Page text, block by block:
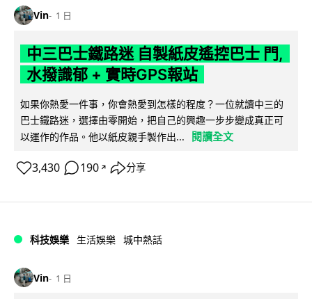
Vin 1 日
中三巴士鐵路迷 自製紙皮遙控巴士 門,
水撥識郁 + 實時GPS報站
如果你熱愛一件事，你會熱愛到怎樣的程度？一位就讀中三的
巴士鐵路迷，選擇由零開始，把自己的興趣一步步變成真正可
以運作的作品。他以紙皮親手製作出...
閱讀全文
3,430 190 ↗ 分享
科技娛樂 生活娛樂 城中熱話
Vin 1 日